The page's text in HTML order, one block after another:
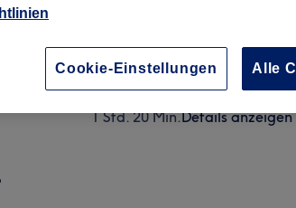
1 Std.Details anzeigen
Gesichtsbehandlung -
1 Std. 20 Min.Details anzeigen
Cookie-Einstellungen Alle